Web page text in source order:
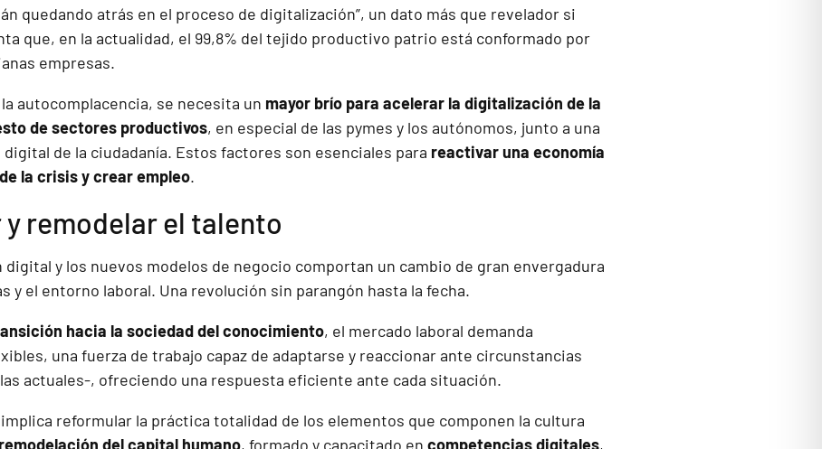
quedando atrás en el proceso de digitalización”, un dato más que revelador si
que, en la actualidad, el 99,8% del tejido productivo patrio está conformado por
empresas.
autocomplacencia, se necesita un mayor brío para acelerar la digitalización de la
de sectores productivos, en especial de las pymes y los autónomos, junto a una
de la ciudadanía. Estos factores son esenciales para reactivar una economía
la crisis y crear empleo.
y remodelar el talento
y los nuevos modelos de negocio comportan un cambio de gran envergadura
y el entorno laboral. Una revolución sin parangón hasta la fecha.
hacia la sociedad del conocimiento, el mercado laboral demanda
una fuerza de trabajo capaz de adaptarse y reaccionar ante circunstancias
actuales-, ofreciendo una respuesta eficiente ante cada situación.
reformular la práctica totalidad de los elementos que componen la cultura
remodelación del capital humano, formado y capacitado en competencias digitales,